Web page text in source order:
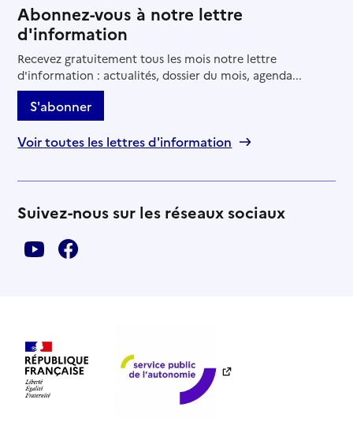
Abonnez-vous à notre lettre
d'information
Recevez gratuitement tous les mois notre lettre
d'information : actualités, dossier du mois, agenda...
S'abonner
Voir toutes les lettres d'information
Suivez-nous sur les réseaux sociaux